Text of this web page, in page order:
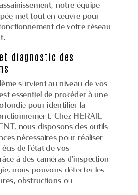
notre équipe
met tout en œuvre pour
de votre réseau
diagnostic des
survient au niveau de vos
essentiel de procéder à une
pour identifier la
Chez HERAIL
nous disposons des outils
nécessaires pour réaliser
de l'état de vos
à des caméras d'inspection
nous pouvons détecter les
obstructions ou